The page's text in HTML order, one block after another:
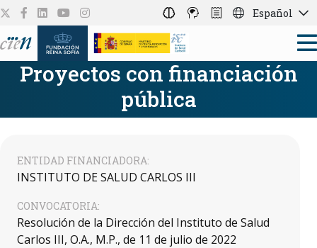
Español
Proyectos con financiación
pública
ENTIDAD FINANCIADORA:
INSTITUTO DE SALUD CARLOS III
CONVOCATORIA:
Resolución de la Dirección del Instituto de Salud
Carlos III, O.A., M.P., de 11 de julio de 2022